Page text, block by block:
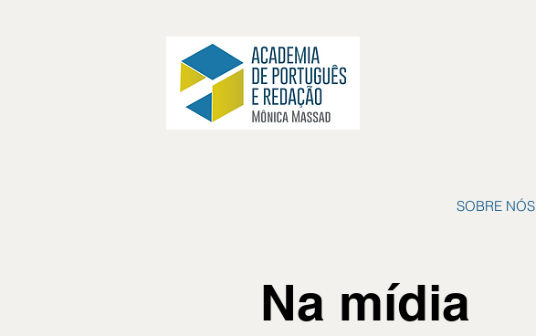
SOBRE NÓS
Na mídia